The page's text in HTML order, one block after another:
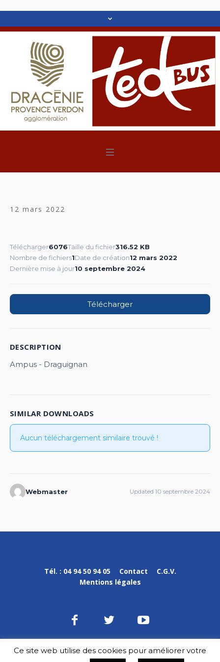
12 mars 2022
Télécharger6076Taille du fichier316.52 KB
Nombre de fichiers1Date de création12 mars 2022
Dernière mise à jour10 septembre 2024
Télécharger
DESCRIPTION
Ampus - Draguignan
SIMILAR DOWNLOADS
Aucun téléchargement similaire trouvé !
Webmaster Updated 10 septembre 2024
Tél. : 04 94 50 94 05 Contact
C.G.V.
Mentions légales
DPVa © 2020-2023 / Tous droits réservés
Ce site web utilise des cookies pour améliorer votre